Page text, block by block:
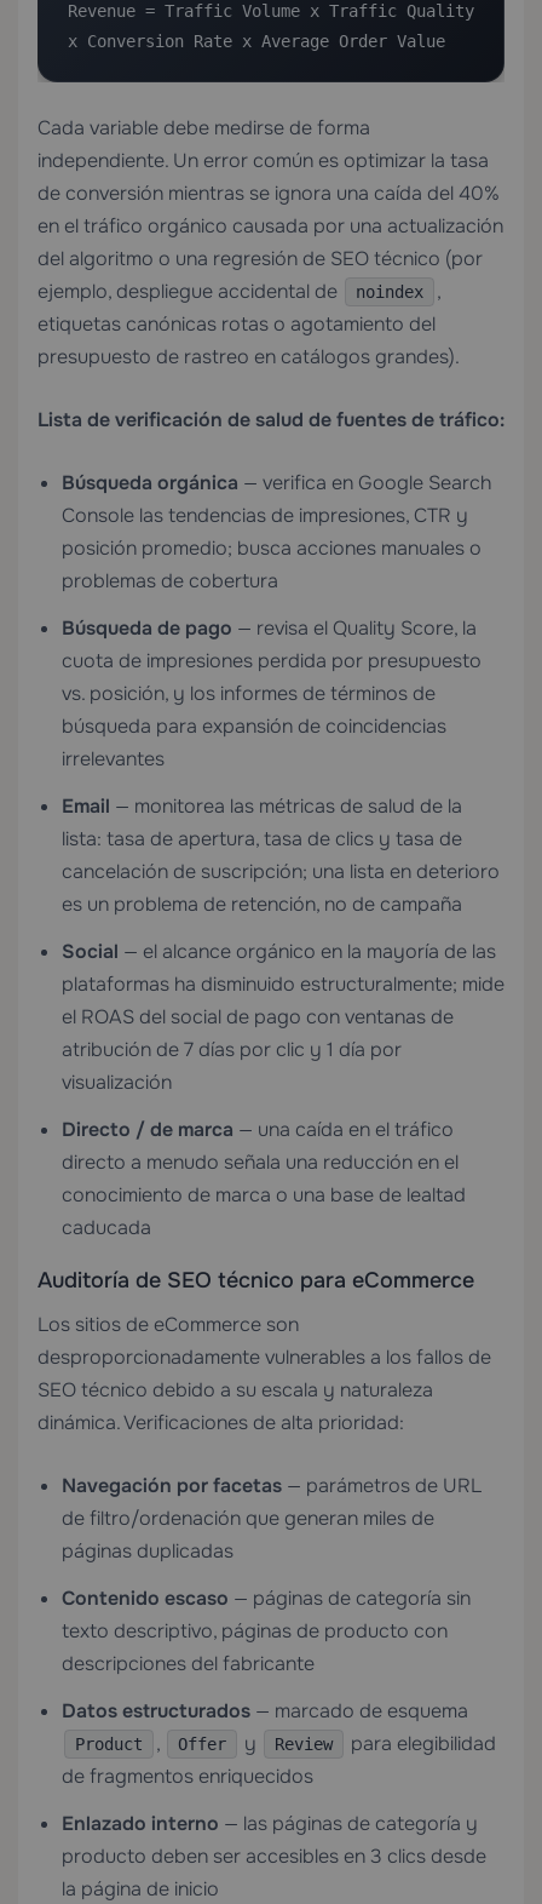
Revenue = Traffic Volume x Traffic Quality
x Conversion Rate x Average Order Value
Cada variable debe medirse de forma
independiente. Un error común es optimizar la tasa
de conversión mientras se ignora una caída del 40%
en el tráfico orgánico causada por una actualización
del algoritmo o una regresión de SEO técnico (por
ejemplo, despliegue accidental de
noindex
,
etiquetas canónicas rotas o agotamiento del
presupuesto de rastreo en catálogos grandes).
Lista de verificación de salud de fuentes de tráfico:
Búsqueda orgánica — verifica en Google Search
Console las tendencias de impresiones, CTR y
posición promedio; busca acciones manuales o
problemas de cobertura
Búsqueda de pago — revisa el Quality Score, la
cuota de impresiones perdida por presupuesto
vs. posición, y los informes de términos de
búsqueda para expansión de coincidencias
irrelevantes
Email — monitorea las métricas de salud de la
lista: tasa de apertura, tasa de clics y tasa de
cancelación de suscripción; una lista en deterioro
es un problema de retención, no de campaña
Social — el alcance orgánico en la mayoría de las
plataformas ha disminuido estructuralmente; mide
el ROAS del social de pago con ventanas de
atribución de 7 días por clic y 1 día por
visualización
Directo / de marca — una caída en el tráfico
directo a menudo señala una reducción en el
conocimiento de marca o una base de lealtad
caducada
Auditoría de SEO técnico para eCommerce
Los sitios de eCommerce son
desproporcionadamente vulnerables a los fallos de
SEO técnico debido a su escala y naturaleza
dinámica. Verificaciones de alta prioridad:
Navegación por facetas — parámetros de URL
de filtro/ordenación que generan miles de
páginas duplicadas
Contenido escaso — páginas de categoría sin
texto descriptivo, páginas de producto con
descripciones del fabricante
Datos estructurados — marcado de esquema
Product , Offer y Review
para elegibilidad
de fragmentos enriquecidos
Enlazado interno — las páginas de categoría y
producto deben ser accesibles en 3 clics desde
la página de inicio